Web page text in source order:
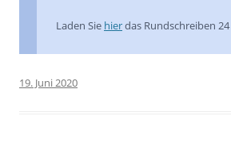
Laden Sie hierdas Rundschreiben
19. Juni 2020